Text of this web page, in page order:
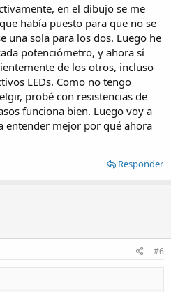
en el dibujo se me
había puesto para que no se
una sola para los dos. Luego he
potenciómetro, y ahora sí
de los otros, incluso
LEDs. Como no tengo
probé con resistencias de
funciona bien. Luego voy a
entender mejor por qué ahora
Responder
#6